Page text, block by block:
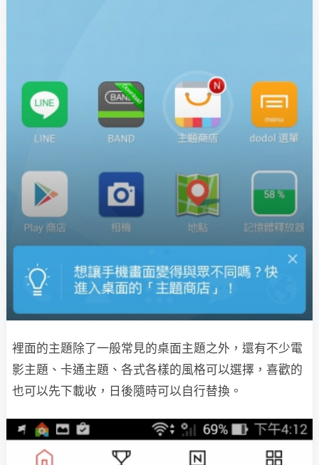
裡面的主題除了一般常見的桌面主題之外，還有不少電
影主題、卡通主題、各式各樣的風格可以選擇，喜歡的
也可以先下載收，日後隨時可以自行替換。